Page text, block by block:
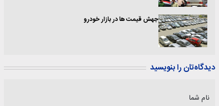
جهش قیمت ها در بازار خودرو
دیدگاه‌تان را بنویسید
نام شما